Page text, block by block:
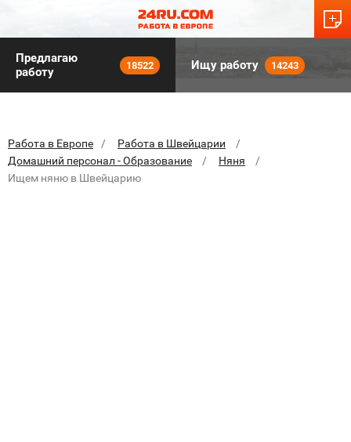
Предлагаю
работу
18522 Ищу работу 14243
Работа в Европе
Работа в Швейцарии
Домашний персонал - Образование
Няня
Ищем няню в Швейцарию